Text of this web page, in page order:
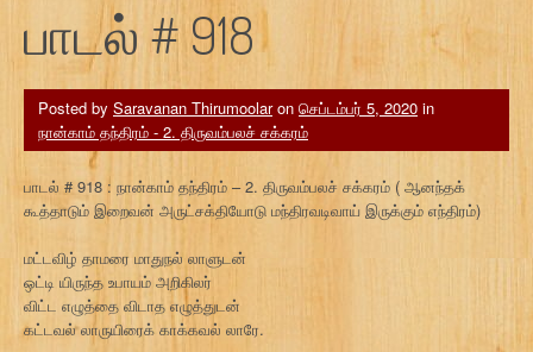
பாடல் # 918
Posted by Saravanan Thirumoolaron செப்டம்பர் 5, 2020 in
நான்காம் தந்திரம் - 2. திருவம்பலச் சக்கரம்
பாடல் # 918 : நான்காம் தந்திரம் – 2. திருவம்பலச் சக்கரம் ( ஆனந்தக்
கூத்தாடும் இறைவன் அருட்சக்தியோடு மந்திரவடிவாய் இருக்கும் எந்திரம்)
மட்டவிழ் தாமரை மாதுநல் லாளுடன்
ஒட்டி யிருந்த உபாயம் அறிகிலர்
விட்ட எழுத்தை விடாத எழுத்துடன்
கட்டவல் லாருயிரைக் காக்கவல் லாரே.